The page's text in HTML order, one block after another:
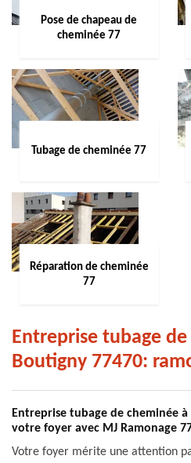
Pose de chapeau de
cheminée 77
Tubage de cheminée 77
Réparation de cheminée
77
Entreprise tubage
Boutigny 77470:
Entreprise tubage de cheminée
votre foyer avec MJ Ramonage
Votre foyer mérite une attention